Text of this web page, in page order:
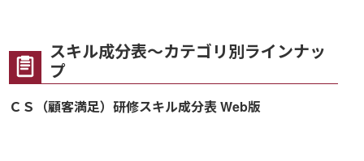
スキル成分表～カテゴリ別ラインナッ
プ
ＣＳ（顧客満足）研修スキル成分表 Web版